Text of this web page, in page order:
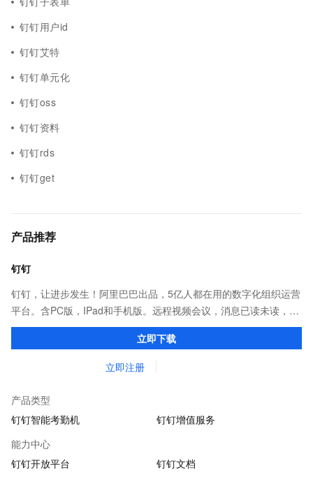
钉钉用户id
钉钉艾特
钉钉单元化
钉钉oss
钉钉资料
钉钉rds
钉钉get
产品推荐
钉钉
钉钉，让进步发生！阿里巴巴出品，5亿人都在用的数字化组织运营
平台。含PC版，IPad和手机版。远程视频会议，消息已读未读，
DING消息任务管理，让沟通更高效；移动办公考勤，审批，钉闪
会，钉钉文档，钉钉教育解决方案。
立即下载
立即注册
产品类型
钉钉智能考勤机
钉钉增值服务
能力中心
钉钉开放平台
钉钉文档